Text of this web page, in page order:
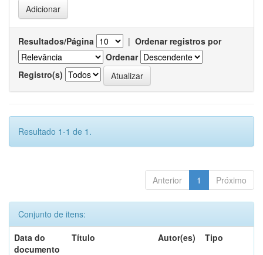
Resultados/Página | Ordenar registros por
Ordenar
Registro(s)
Resultado 1-1 de 1.
Anterior 1 Próximo
Conjunto de itens:
Data do
documento
Título Autor(es) Tipo